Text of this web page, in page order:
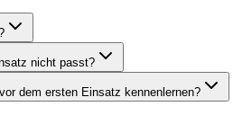
nicht passt?
dem ersten Einsatz kennenlernen?